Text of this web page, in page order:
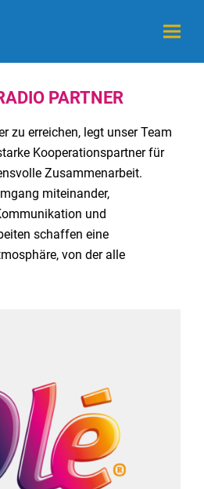
PARTNER
zu erreichen, legt unser Team
Kooperationspartner für
Zusammenarbeit.
miteinander,
und
schaffen eine
von der alle